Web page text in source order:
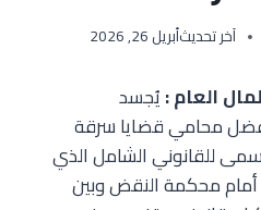
آخر تحديثأبريل 26, 2026
العام :يُجسد
محامي قضايا سرقة
للقانوني الشامل الذي
أمام محكمة النقض وبين